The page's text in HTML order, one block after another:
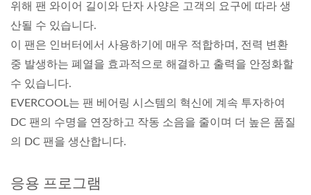
위해 팬 와이어 길이와 단자 사양은 고객의 요구에 따라 생
산될 수 있습니다.
이 팬은 인버터에서 사용하기에 매우 적합하며, 전력 변환
중 발생하는 폐열을 효과적으로 해결하고 출력을 안정화할
수 있습니다.
EVERCOOL는 팬 베어링 시스템의 혁신에 계속 투자하여
DC 팬의 수명을 연장하고 작동 소음을 줄이며 더 높은 품질
의 DC 팬을 생산합니다.
응용 프로그램